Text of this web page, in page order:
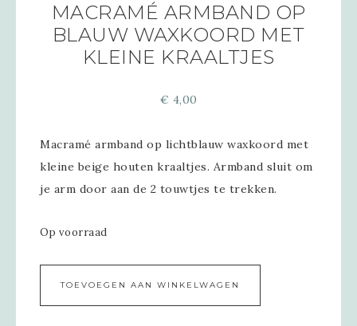
MACRAMÉ ARMBAND OP
BLAUW WAXKOORD MET
KLEINE KRAALTJES
€ 4,00
Macramé armband op lichtblauw waxkoord met
kleine beige houten kraaltjes. Armband sluit om
je arm door aan de 2 touwtjes te trekken.
Op voorraad
TOEVOEGEN AAN WINKELWAGEN